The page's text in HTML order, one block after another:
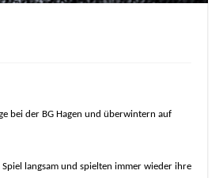
bei der BG Hagen und überwintern auf
langsam und spielten immer wieder ihre